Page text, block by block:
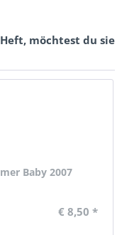
möchtest du sie
Baby 2007
€ 8,50 *